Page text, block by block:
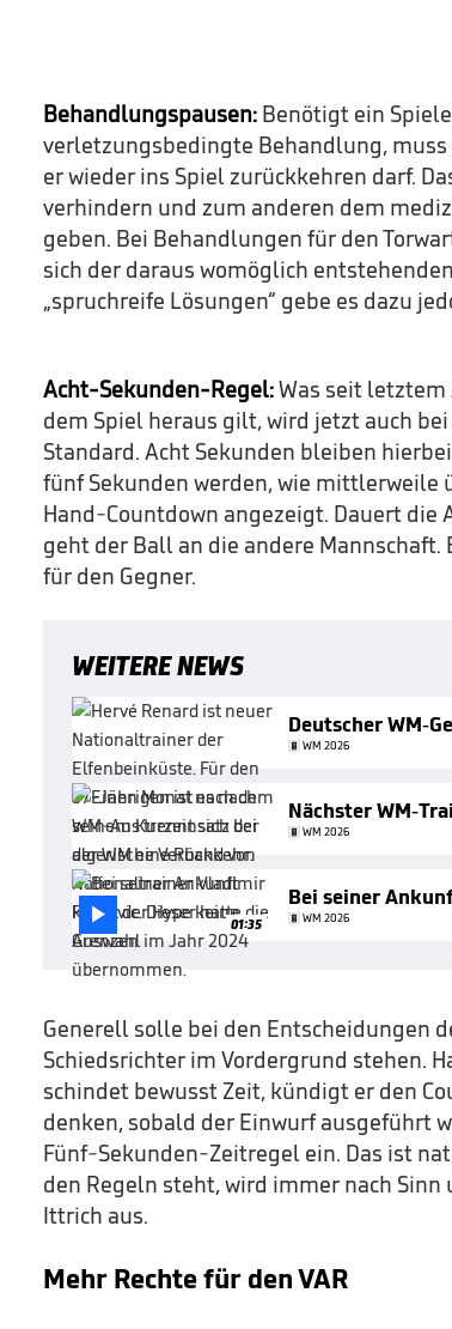
Behandlungspausen: Benötigt ein
verletzungsbedingte Behandlung,
er wieder ins Spiel zurückkehren darf.
verhindern und zum anderen dem
geben. Bei Behandlungen für den
sich der daraus womöglich
„spruchreife Lösungen“ gebe es dazu
Acht-Sekunden-Regel:Was seit letztem
dem Spiel heraus gilt, wird jetzt auch
Standard. Acht Sekunden bleiben
fünf Sekunden werden, wie mittlerweile
Hand-Countdown angezeigt. Dauert die
geht der Ball an die andere
für den Gegner.
WEITERE NEWS
Deutscher WM-
WM 2026
Nächster WM-
WM 2026
 01:35
Bei seiner
WM 2026
Generell solle bei den Entscheidungen
Schiedsrichter im Vordergrund stehen.
schindet bewusst Zeit, kündigt er den
denken, sobald der Einwurf ausgeführt
Fünf-Sekunden-Zeitregel ein. Das ist
den Regeln steht, wird immer nach Sinn
Ittrich aus.
Mehr Rechte für den VAR